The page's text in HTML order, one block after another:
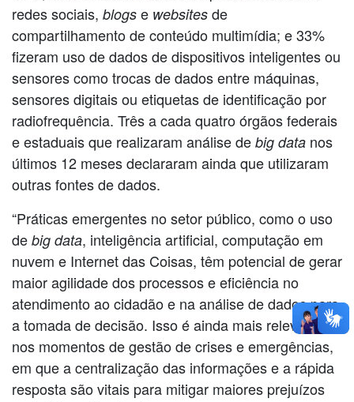
redes sociais, blogs e websites de
compartilhamento de conteúdo multimídia; e 33%
fizeram uso de dados de dispositivos inteligentes ou
sensores como trocas de dados entre máquinas,
sensores digitais ou etiquetas de identificação por
radiofrequência. Três a cada quatro órgãos federais
e estaduais que realizaram análise de big data nos
últimos 12 meses declararam ainda que utilizaram
outras fontes de dados.
“Práticas emergentes no setor público, como o uso
de big data, inteligência artificial, computação em
nuvem e Internet das Coisas, têm potencial de gerar
maior agilidade dos processos e eficiência no
atendimento ao cidadão e na análise de dados para
a tomada de decisão. Isso é ainda mais relevante
nos momentos de gestão de crises e emergências,
em que a centralização das informações e a rápida
resposta são vitais para mitigar maiores prejuízos